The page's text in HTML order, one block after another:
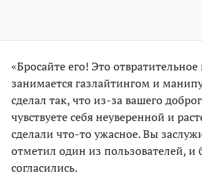
«Бросайте его! Это
занимается газлайтингом и
сделал так, что из-за вашего
чувствуете себя неуверенной и
сделали что-то ужасное. Вы
отметил один из пользователей,
согласились.